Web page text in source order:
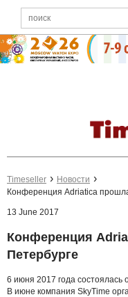
Timeseller
Новости
Конференция Adriatica
13 June 2017
Конференция
Петербурге
6 июня 2017 года состоялась
В июне компания SkyTime